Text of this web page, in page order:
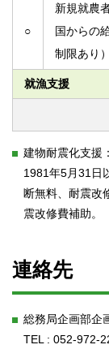
○
新規就農
国からの
制限あり）
就漁支援
建物耐震化支援：
1981年5月31日
断無料、耐震改
震改修費補助。
連絡先
総務局企画部企
TEL : 052-